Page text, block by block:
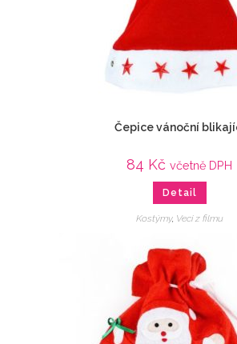
Čepice vánoční
84 Kč včetně DPH
Detail
Kostýmy, Veci z filmu